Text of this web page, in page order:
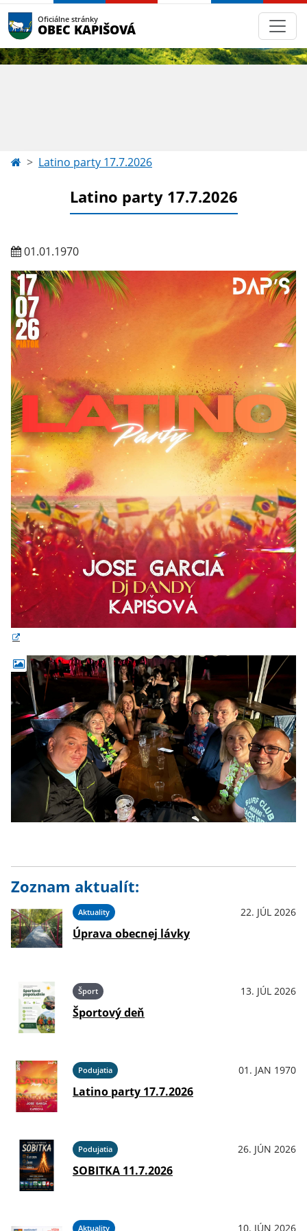
Oficiálne stránky
OBEC KAPIŠOVÁ
Latino party 17.7.2026
Latino party 17.7.2026
01.01.1970
Zoznam aktualít:
Aktuality 22. JÚL 2026
Úprava obecnej lávky
Šport 13. JÚL 2026
Športový deň
Podujatia 01. JAN 1970
Latino party 17.7.2026
Podujatia 26. JÚN 2026
SOBITKA 11.7.2026
Aktuality 10. JÚN 2026